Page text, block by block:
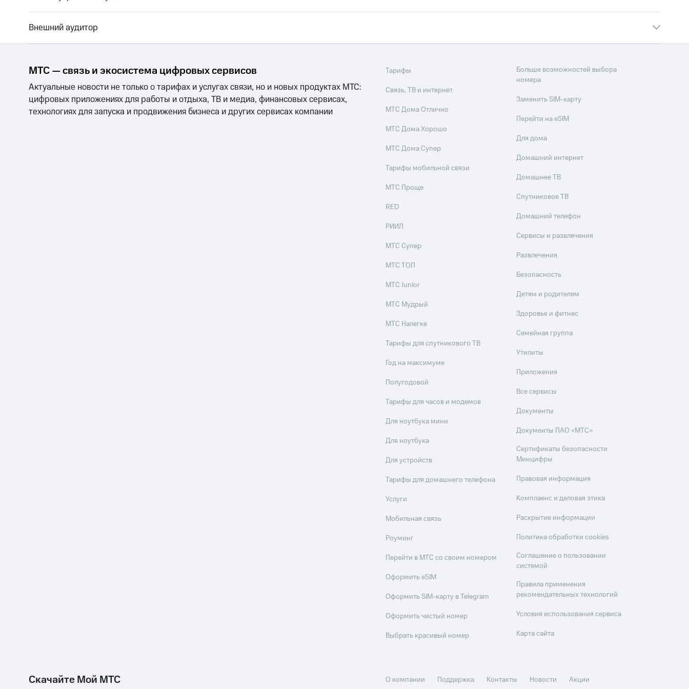
Внешний аудитор
МТС — связь и экосистема цифровых сервисов
Актуальные новости не только о тарифах и услугах связи, но и новых продуктах МТС:
цифровых приложениях для работы и отдыха, ТВ и медиа, финансовых сервисах,
технологиях для запуска и продвижения бизнеса и других сервисах компании
Тарифы
Связь, ТВ и интернет
МТС Дома Отлично
МТС Дома Хорошо
МТС Дома Супер
Тарифы мобильной связи
МТС Проще
RED
РИИЛ
МТС Супер
МТС ТОП
МТС Junior
МТС Мудрый
МТС Налегке
Тарифы для спутникового ТВ
Год на максимуме
Полугодовой
Тарифы для часов и модемов
Для ноутбука мини
Для ноутбука
Для устройств
Тарифы для домашнего телефона
Услуги
Мобильная связь
Роуминг
Перейти в МТС со своим номером
Оформить eSIM
Оформить SIM-карту в Telegram
Оформить чистый номер
Выбрать красивый номер
Больше возможностей выбора
номера
Заменить SIM-карту
Перейти на eSIM
Для дома
Домашний интернет
Домашнее ТВ
Спутниковое ТВ
Домашний телефон
Сервисы и развлечения
Развлечения
Безопасность
Детям и родителям
Здоровье и фитнес
Семейная группа
Утилиты
Приложения
Все сервисы
Документы
Документы ПАО «МТС»
Сертификаты безопасности
Минцифры
Правовая информация
Комплаенс и деловая этика
Раскрытие информации
Политика обработки cookies
Соглашение о пользовании
системой
Правила применения
рекомендательных технологий
Условия использования сервиса
Карта сайта
Скачайте Мой МТС О компании Поддержка Контакты Новости Акции